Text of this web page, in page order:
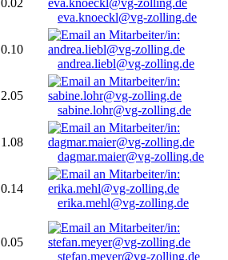
0.02
eva.knoeckl@vg-zolling.de
0.10
andrea.liebl@vg-zolling.de
2.05
sabine.lohr@vg-zolling.de
1.08
dagmar.maier@vg-zolling.de
0.14
erika.mehl@vg-zolling.de
0.05
stefan.meyer@vg-zolling.de